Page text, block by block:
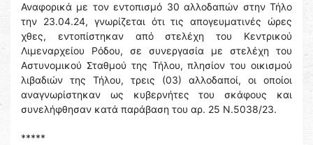
Αναφορικά με τον εντοπισμό 30 αλλοδαπών στην Τήλο
την 23.04.24, γνωρίζεται ότι τις απογευματινές ώρες
χθες, εντοπίστηκαν από στελέχη του Κεντρικού
Λιμεναρχείου Ρόδου, σε συνεργασία με στελέχη του
Αστυνομικού Σταθμού της Τήλου, πλησίον του οικισμού
λιβαδιών της Τήλου, τρεις (03) αλλοδαποί, οι οποίοι
αναγνωρίστηκαν ως κυβερνήτες του σκάφους και
συνελήφθησαν κατά παράβαση του αρ. 25 Ν.5038/23.
*****